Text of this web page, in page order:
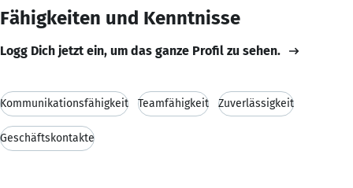
Fähigkeiten und Kenntnisse
Logg Dich jetzt ein, um das ganze Profil zu sehen.
Kommunikationsfähigkeit Teamfähigkeit Zuverlässigkeit
Geschäftskontakte